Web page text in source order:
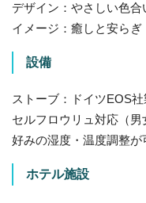
デザイン：やさしい色
イメージ：癒しと安らぎ
設備
ストーブ：ドイツEOS
セルフロウリュ対応（男
好みの湿度・温度調整が
ホテル施設